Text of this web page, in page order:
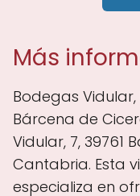
Más
Bodegas
Bárcena de
Vidular, 7, 39761
Cantabria. Esta
especializa en